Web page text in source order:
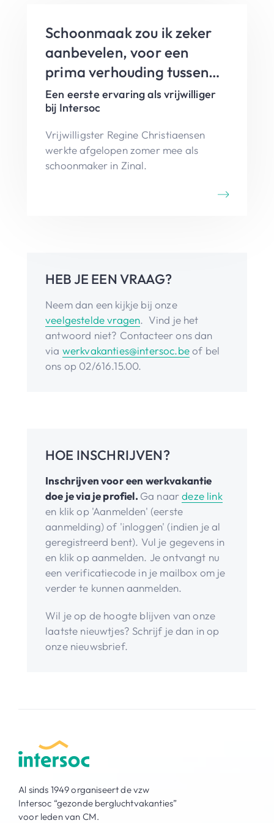
Schoonmaak zou ik zeker
aanbevelen, voor een
prima verhouding tussen
werk en vrije tijd!
Een eerste ervaring als vrijwilliger
bij Intersoc
Vrijwilligster Regine Christiaensen
werkte afgelopen zomer mee als
schoonmaker in Zinal.
HEB JE EEN VRAAG?
Neem dan een kijkje bij onze
veelgestelde vragen. Vind je het
antwoord niet? Contacteer ons dan
via werkvakanties@intersoc.beof bel
ons op 02/616.15.00.
HOE INSCHRIJVEN?
Inschrijven voor een werkvakantie
doe je via je profiel. Ga naardeze link
en klik op 'Aanmelden' (eerste
aanmelding) of 'inloggen' (indien je al
geregistreerd bent). Vul je gegevens in
en klik op aanmelden. Je ontvangt nu
een verificatiecode in je mailbox om je
verder te kunnen aanmelden.
Wil je op de hoogte blijven van onze
laatste nieuwtjes? Schrijf je dan in op
onze nieuwsbrief.
Al sinds 1949 organiseert de vzw
Intersoc “gezonde bergluchtvakanties”
voor leden van CM.